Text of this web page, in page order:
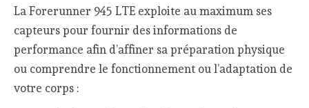
La Forerunner 945 LTE exploite au maximum ses
capteurs pour fournir des informations de
performance afin d’affiner sa préparation physique
ou comprendre le fonctionnement ou l’adaptation de
votre corps :